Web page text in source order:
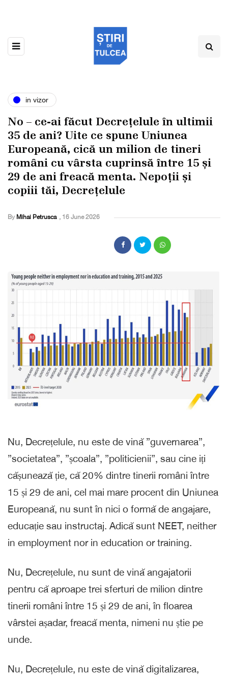
in vizor
No – ce-ai făcut Decrețelule în ultimii
35 de ani? Uite ce spune Uniunea
Europeană, cică un milion de tineri
români cu vârsta cuprinsă între 15 și
29 de ani freacă menta. Nepoții și
copiii tăi, Decrețelule
By Mihai Petrusca , 16 June 2026
Nu, Decrețelule, nu este de vină ”guvernarea”,
”societatea”, ”școala”, ”politicienii”, sau cine iți
cășunează ție, că 20% dintre tinerii români între
15 și 29 de ani, cel mai mare procent din Uniunea
Europeană, nu sunt în nici o formă de angajare,
educație sau instructaj. Adică sunt NEET, neither
in employment nor in education or training.
Nu, Decrețelule, nu sunt de vină angajatorii
pentru că aproape trei sferturi de milion dintre
tinerii români între 15 și 29 de ani, în floarea
vârstei așadar, freacă menta, nimeni nu știe pe
unde.
Nu, Decrețelule, nu este de vină digitalizarea,